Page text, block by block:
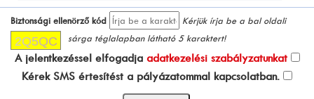
Biztonsági ellenörző kód
Kérjük írja be a bal oldali
sárga téglalapban látható 5 karaktert!
A jelentkezéssel elfogadja adatkezelési szabályzatunkat
Kérek SMS értesítést a pályázatommal kapcsolatban.